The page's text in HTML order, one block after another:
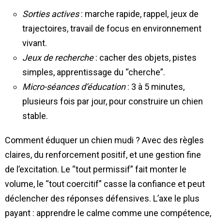
Sorties actives: marche rapide, rappel, jeux de
trajectoires, travail de focus en environnement
vivant.
Jeux de recherche: cacher des objets, pistes
simples, apprentissage du “cherche”.
Micro-séances d’éducation: 3 à 5 minutes,
plusieurs fois par jour, pour construire un chien
stable.
Comment éduquer un chien mudi ? Avec des règles
claires, du renforcement positif, et une gestion fine
de l’excitation. Le “tout permissif” fait monter le
volume, le “tout coercitif” casse la confiance et peut
déclencher des réponses défensives. L’axe le plus
payant : apprendre le calme comme une compétence,